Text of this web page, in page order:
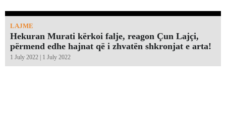
LAJME
Hekuran Murati kërkoi falje, reagon Çun Lajçi,
përmend edhe hajnat që i zhvatën shkronjat e arta!￼
1 July 2022 | 1 July 2022